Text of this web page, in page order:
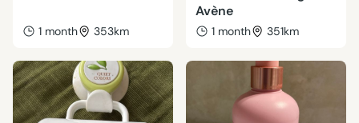
1 month 353km
Avène
1 month 351km